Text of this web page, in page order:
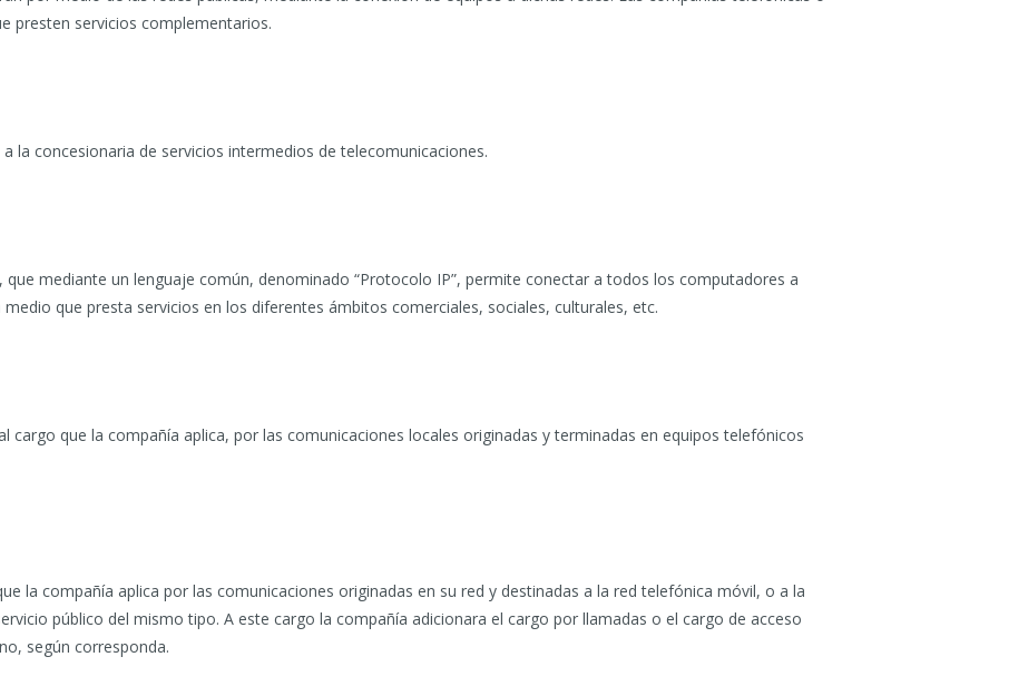
presten servicios complementarios.
la concesionaria de servicios intermedios de telecomunicaciones.
mediante un lenguaje común, denominado “Protocolo IP”, permite conectar a todos los computadores a
que presta servicios en los diferentes ámbitos comerciales, sociales, culturales, etc.
cargo que la compañía aplica, por las comunicaciones locales originadas y terminadas en equipos telefónicos
la compañía aplica por las comunicaciones originadas en su red y destinadas a la red telefónica móvil, o a la
público del mismo tipo. A este cargo la compañía adicionara el cargo por llamadas o el cargo de acceso
según corresponda.